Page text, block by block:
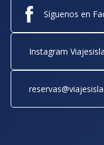
Síguenos en
Instagram